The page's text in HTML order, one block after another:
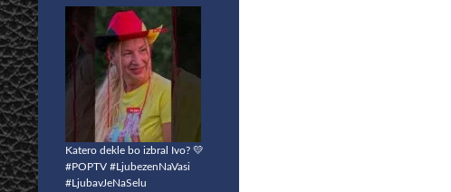
Katero dekle bo izbral Ivo? 💛
#POPTV #LjubezenNaVasi
#LjubavJeNaSelu